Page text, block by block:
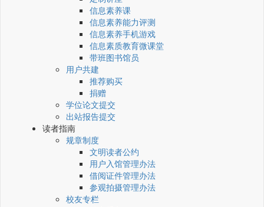
信息素养课
信息素养能力评测
信息素养手机游戏
信息素质教育微课堂
带班图书馆员
用户共建
推荐购买
捐赠
学位论文提交
出站报告提交
读者指南
规章制度
文明读者公约
用户入馆管理办法
借阅证件管理办法
参观拍摄管理办法
校友专栏